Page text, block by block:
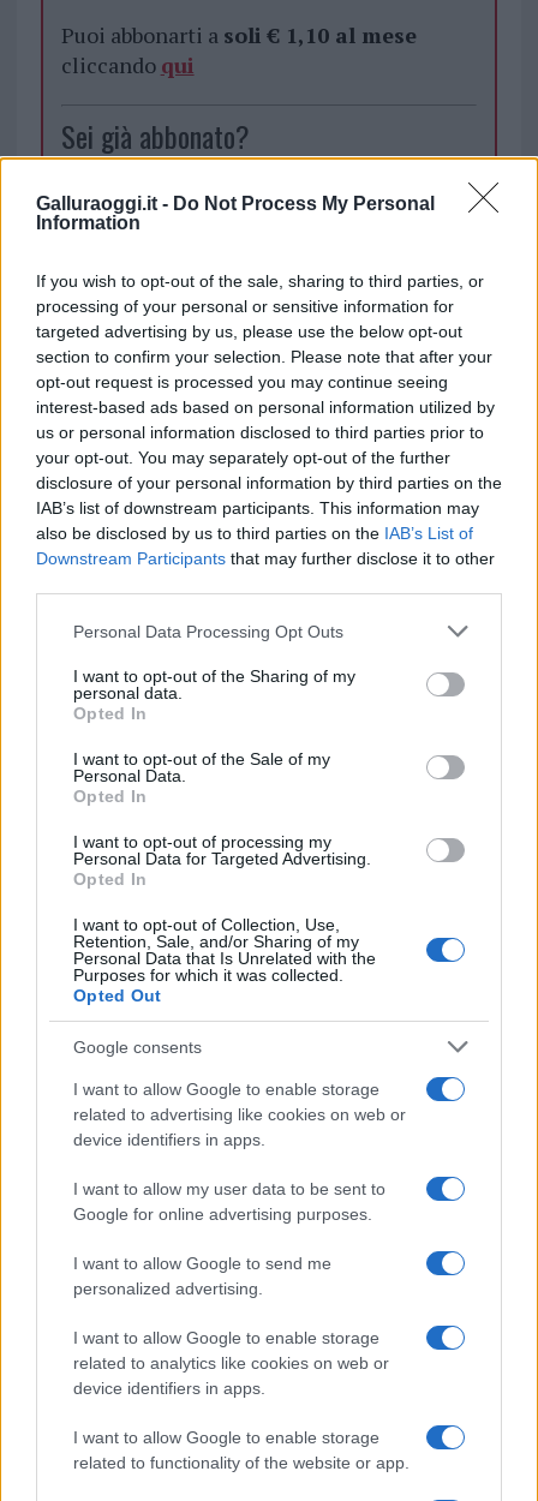
Galluraoggi.it - Do Not Process My Personal
Information
If you wish to opt-out of the sale, sharing to third parties, or
processing of your personal or sensitive information for
targeted advertising by us, please use the below opt-out
section to confirm your selection. Please note that after your
opt-out request is processed you may continue seeing
interest-based ads based on personal information utilized by
us or personal information disclosed to third parties prior to
your opt-out. You may separately opt-out of the further
disclosure of your personal information by third parties on the
IAB’s list of downstream participants. This information may
also be disclosed by us to third parties on the IAB’s List of
Downstream Participants that may further disclose it to other
Please note that this website/app uses one or more Google
not limited to your visit or usage behaviour. You may click to
grant or deny consent to Google and its third-party tags to
use your data for below specified purposes in below Google
consent section.
Personal Data Processing Opt Outs
I want to opt-out of the Sharing of my
personal data.
Opted In
I want to opt-out of the Sale of my
Personal Data.
Opted In
I want to opt-out of processing my
Personal Data for Targeted Advertising.
Opted In
I want to opt-out of Collection, Use,
Retention, Sale, and/or Sharing of my
Personal Data that Is Unrelated with the
Purposes for which it was collected.
Opted Out
Google consents
I want to allow Google to enable storage
related to advertising like cookies on web or
device identifiers in apps.
I want to allow my user data to be sent to
Google for online advertising purposes.
I want to allow Google to send me
personalized advertising.
I want to allow Google to enable storage
related to analytics like cookies on web or
device identifiers in apps.
I want to allow Google to enable storage
related to functionality of the website or app.
Puoi abbonarti a soli € 1,10 al mese
cliccando qui
Sei già abbonato?
Puoi effettuare l'accesso andando nella
sezione
TEMI: Fred De Palma
Incendio Arzachena
Incendio Pevero
Incendio Porto Cervo
Justme Porto Cervo
Notizie Arzachena
Notizie Porto Cervo
Pevero Porto Cervo
Notizie in tempo reale?
Entra nel canale telegram di
GalluraOggi.it
Inviaci le tue segnalazioni,
i tuoi video e le tue foto
345 356 7512
daGoogle News
Condividi l'articolo
F
a
ce
b
o
o
k
T
w
it
te
r
Pi
n
te
re
st
W
h
at
s
A
p
p
S
a
re
Articolo precedente
Prossimo articolo
Calangianus, dopo le polemiche il centro
accoglienza minori chiude